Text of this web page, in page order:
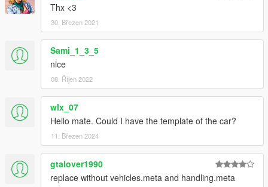
Thx <3
30. Březen 2021
Sami_1_3_5
nice
08. Říjen 2022
wlx_07
Hello mate. Could I have the template of the car?
11. Březen 2024
gtalover1990
replace without vehicles.meta and handling.meta